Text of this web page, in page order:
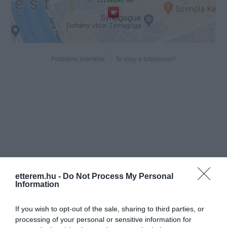
etterem.hu - Do Not Process My Personal
Information
If you wish to opt-out of the sale, sharing to third parties, or
processing of your personal or sensitive information for
Probléma jelentése Te vagy a tulajdonos?